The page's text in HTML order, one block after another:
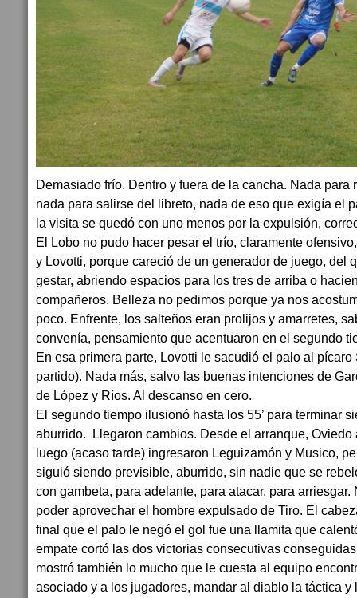
Demasiado frío. Dentro y fuera de la cancha. Nada para
nada para salirse del libreto, nada de eso que exigía el
la visita se quedó con uno menos por la expulsión,
El Lobo no pudo hacer pesar el trío, claramente
y Lovotti, porque careció de un generador de juego, del
gestar, abriendo espacios para los tres de arriba o
compañeros. Belleza no pedimos porque ya nos
poco. Enfrente, los salteños eran prolijos y amarretes,
convenía, pensamiento que acentuaron en el segundo
En esa primera parte, Lovotti le sacudió el palo al
partido). Nada más, salvo las buenas intenciones de
de López y Ríos. Al descanso en cero.
El segundo tiempo ilusionó hasta los 55’ para terminar
aburrido. Llegaron cambios. Desde el arranque, Oviedo
luego (acaso tarde) ingresaron Leguizamón y Musico,
siguió siendo previsible, aburrido, sin nadie que se
con gambeta, para adelante, para atacar, para
poder aprovechar el hombre expulsado de Tiro. El
final que el palo le negó el gol fue una llamita que
empate cortó las dos victorias consecutivas
mostró también lo mucho que le cuesta al equipo
asociado y a los jugadores, mandar al diablo la táctica y